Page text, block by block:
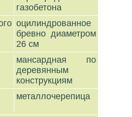
газобетона
оцилиндрованное
бревно диаметром
26 см
мансардная по
деревянным
конструкциям
металлочерепица